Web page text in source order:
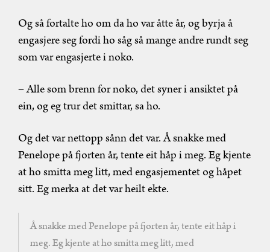
Og så fortalte ho om da ho var åtte år, og byrja å
engasjere seg fordi ho såg så mange andre rundt seg
som var engasjerte i noko.
– Alle som brenn for noko, det syner i ansiktet på
ein, og eg trur det smittar, sa ho.
Og det var nettopp sånn det var. Å snakke med
Penelope på fjorten år, tente eit håp i meg. Eg kjente
at ho smitta meg litt, med engasjementet og håpet
sitt. Eg merka at det var heilt ekte.
Å snakke med Penelope på fjorten år, tente eit håp i
meg. Eg kjente at ho smitta meg litt, med